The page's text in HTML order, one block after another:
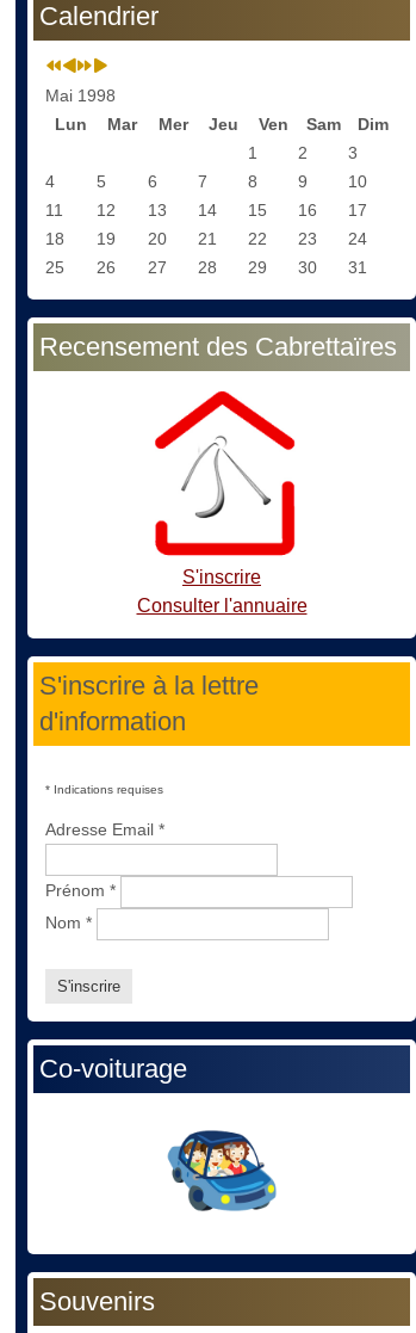
Calendrier
Mai 1998
Lun
Mar Mer Jeu Ven Sam
Dim
1
2
3
4
5 6 7 8 9
10
11
12 13 14 15 16
17
18
19 20 21 22 23
24
25
26 27 28 29 30 31
Recensement des Cabrettaïres
S'inscrire
Consulter l'annuaire
S'inscrire à la lettre
d'information
* Indications requises
Adresse Email *
Prénom *
Nom *
Co-voiturage
Souvenirs